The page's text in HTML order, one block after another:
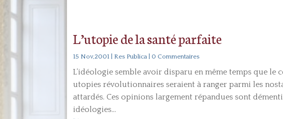
L’utopie de la santé parfaite
15 Nov,2001 Res Publica | 0 Commentaires
L’idéologie semble avoir disparu en même temps que le
utopies révolutionnaires seraient à ranger parmi les
attardés. Ces opinions largement répandues sont
idéologies...